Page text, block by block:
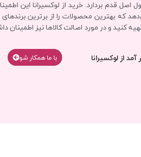
اصل قدم بردارد. خرید از لوکسیرانا این
که بهترین محصولات را از برترین برندهای
کنید و در مورد اصالت کالاها نیز اطمینان
از لوکسیرانا با‌‌ ما همکار شو